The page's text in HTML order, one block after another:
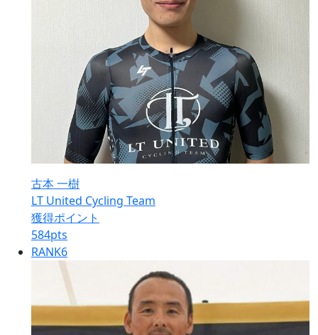
古本 一樹
LT United Cycling Team
獲得ポイント
584pts
RANK6